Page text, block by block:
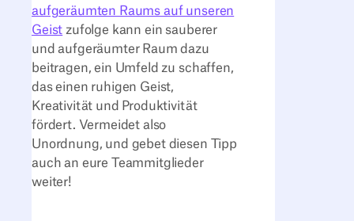
aufgeräumten Raums auf unseren
Geist zufolge kann ein sauberer
und aufgeräumter Raum dazu
beitragen, ein Umfeld zu schaffen,
das einen ruhigen Geist,
Kreativität und Produktivität
fördert. Vermeidet also
Unordnung, und gebet diesen Tipp
auch an eure Teammitglieder
weiter!